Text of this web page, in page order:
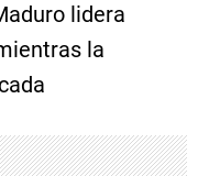
lidera
la